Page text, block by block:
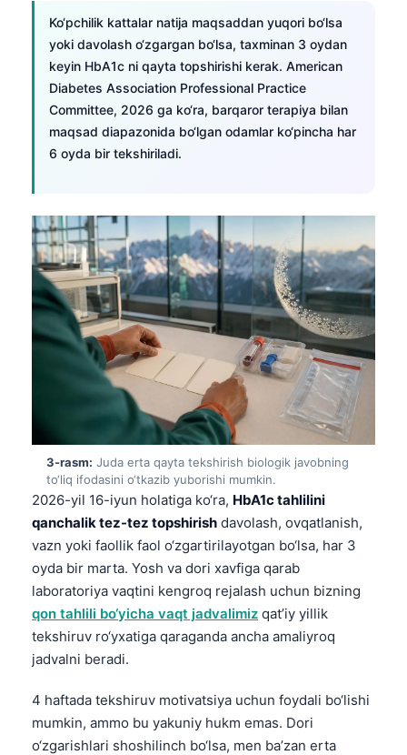
Ko‘pchilik kattalar natija maqsaddan yuqori bo‘lsa
yoki davolash o‘zgargan bo‘lsa, taxminan 3 oydan
keyin HbA1c ni qayta topshirishi kerak. American
Diabetes Association Professional Practice
Committee, 2026 ga ko‘ra, barqaror terapiya bilan
maqsad diapazonida bo‘lgan odamlar ko‘pincha har
6 oyda bir tekshiriladi.
3-rasm: Juda erta qayta tekshirish biologik javobning
to‘liq ifodasini o‘tkazib yuborishi mumkin.
2026-yil 16-iyun holatiga ko‘ra, HbA1c tahlilini
qanchalik tez-tez topshirish davolash, ovqatlanish,
vazn yoki faollik faol o‘zgartirilayotgan bo‘lsa, har 3
oyda bir marta. Yosh va dori xavfiga qarab
laboratoriya vaqtini kengroq rejalash uchun bizning
qon tahlili bo‘yicha vaqt jadvalimiz qat’iy yillik
tekshiruv ro‘yxatiga qaraganda ancha amaliyroq
jadvalni beradi.
4 haftada tekshiruv motivatsiya uchun foydali bo‘lishi
mumkin, ammo bu yakuniy hukm emas. Dori
o‘zgarishlari shoshilinch bo‘lsa, men ba’zan erta